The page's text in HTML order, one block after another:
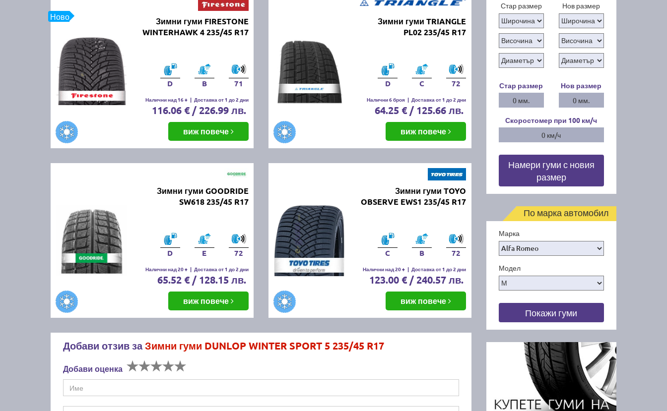
Ново
Зимни гуми FIRESTONE
WINTERHAWK 4 235/45 R17
D B 71
Налични над 16 + | Доставка от 1 до 2 дни
116.06 € / 226.99 лв.
виж повече
Зимни гуми TRIANGLE
PL02 235/45 R17
D C 72
Налични 6 броя | Доставка от 1 до 2 дни
64.25 € / 125.66 лв.
виж повече
Зимни гуми GOODRIDE
SW618 235/45 R17
D E 72
Налични над 20 + | Доставка от 1 до 2 дни
65.52 € / 128.15 лв.
виж повече
Зимни гуми TOYO
OBSERVE EWS1 235/45 R17
C B 72
Налични над 20 + | Доставка от 1 до 2 дни
123.00 € / 240.57 лв.
виж повече
Добави отзив заЗимни гуми DUNLOP WINTER SPORT 5 235/45 R17
Добави оценка
Стар размер Нов размер
Стар размер
0 мм.
Нов размер
0 мм.
Скоростомер при 100 км/ч
0 км/ч
Намери гуми с новия
размер
По марка автомобил
Марка
Модел
Покажи гуми